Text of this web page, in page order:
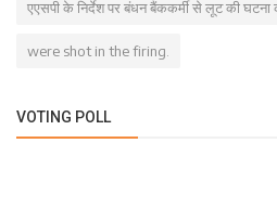
एएसपी के निर्देश पर बंधन बैंककर्मी से लूट की
were shot in the firing.
VOTING POLL